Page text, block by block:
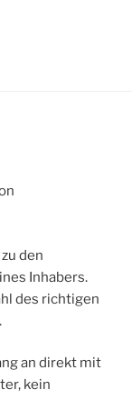
den
Inhabers.
des richtigen
an direkt mit
kein